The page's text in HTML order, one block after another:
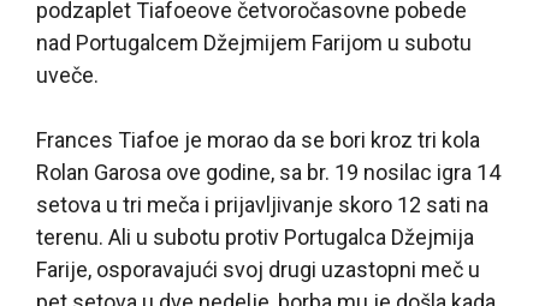
podzaplet Tiafoeove četvoročasovne pobede
nad Portugalcem Džejmijem Farijom u subotu
uveče.
Frances Tiafoe je morao da se bori kroz tri kola
Rolan Garosa ove godine, sa br. 19 nosilac igra 14
setova u tri meča i prijavljivanje skoro 12 sati na
terenu. Ali u subotu protiv Portugalca Džejmija
Farije, osporavajući svoj drugi uzastopni meč u